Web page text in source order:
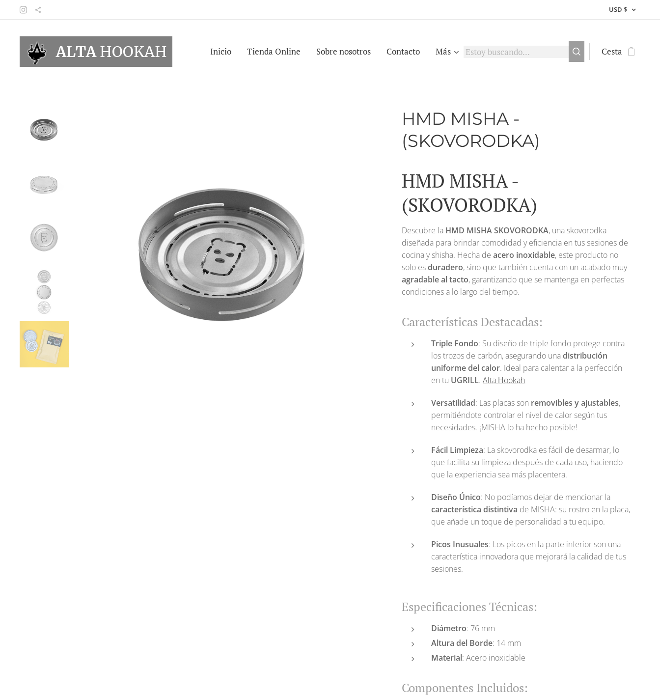
USD $
ALTAHOOKAH Inicio Tienda Online Sobre nosotros Contacto Más Cesta
HMD MISHA -
(SKOVORODKA)
HMD MISHA -
(SKOVORODKA)
Descubre la HMD MISHASKOVORODKA, una skovorodka
diseñada para brindar comodidad y eficiencia en tus sesiones de
cocina y shisha. Hecha deacero inoxidable, este producto no
solo esduradero, sino que también cuenta con un acabado muy
agradable al tacto, garantizando que se mantenga en perfectas
condiciones a lo largo del tiempo.
Características Destacadas:
Triple Fondo: Su diseño de triple fondo protege contra
los trozos de carbón, asegurando unadistribución
uniforme del calor. Ideal para calentar a la perfección
en tu UGRILL.Alta Hookah
Versatilidad: Las placas son removibles y ajustables,
permitiéndote controlar el nivel de calor según tus
necesidades. ¡MISHA lo ha hecho posible!
Fácil Limpieza: La skovorodka es fácil de desarmar, lo
que facilita su limpieza después de cada uso, haciendo
que la experiencia sea más placentera.
Diseño Único: No podíamos dejar de mencionar la
característica distintiva de MISHA: su rostro en la placa,
que añade un toque de personalidad a tu equipo.
Picos Inusuales: Los picos en la parte inferior son una
característica innovadora que mejorará la calidad de tus
sesiones.
Especificaciones Técnicas:
Diámetro: 76 mm
Altura del Borde: 14 mm
Material: Acero inoxidable
Componentes Incluidos: